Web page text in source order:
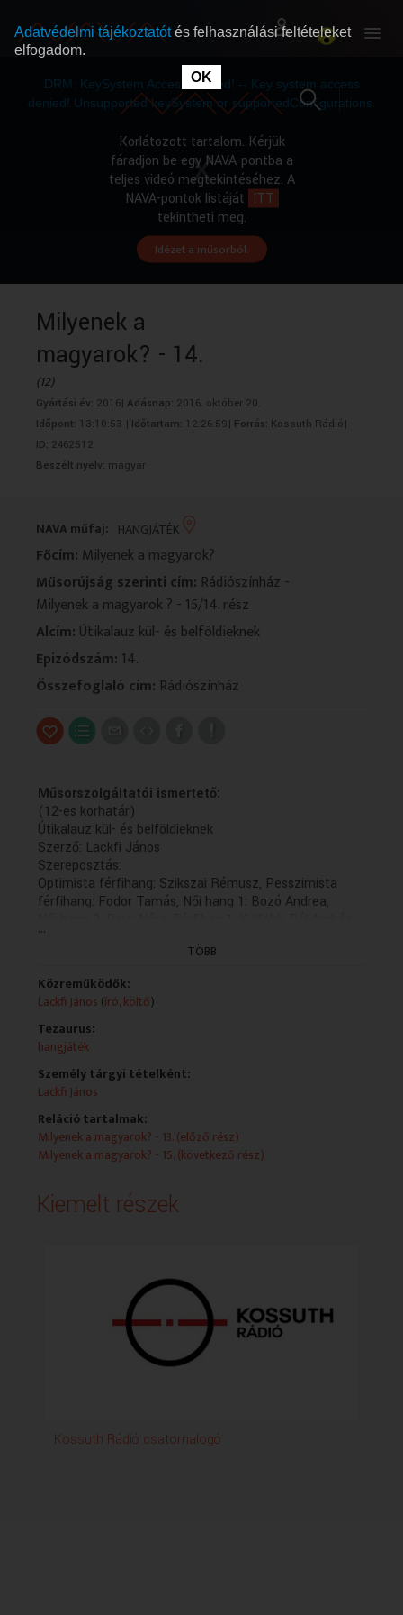
RÓLUNK
RÓLUNK
DRM: KeySystem Access Denied! -- Key system access
denied! Unsupported keySystem or supportedConfigurations.
Korlátozott tartalom. Kérjük
fáradjon be egy NAVA-pontba a
teljes videó megtekintéséhez. A
NAVA-pontok listáját ITT
tekintheti meg.
Idézet a műsorból.
Milyenek a
magyarok? - 14.
(12)
Gyártási év: 2016| Adásnap: 2016. október 20.
Időpont: 13:10:53 | Időtartam: 12:26:59| Forrás: Kossuth Rádió|
ID: 2462512
Beszélt nyelv: magyar
NAVA műfaj: HANGJÁTÉK
Főcím: Milyenek a magyarok?
Műsorújság szerinti cím: Rádiószínház -
Milyenek a magyarok ? - 15/14. rész
Alcím: Útikalauz kül- és belföldieknek
Epizódszám: 14.
Összefoglaló cím: Rádiószínház
Műsorszolgáltatói ismertető:
(12-es korhatár)
Útikalauz kül- és belföldieknek
Szerző: Lackfi János
Szereposztás:
Optimista férfihang: Szikszai Rémusz, Pesszimista
férfihang: Fodor Tamás, Női hang 1: Bozó Andrea,
Hangmérnök: Drobek Attila
Zenei szerkesztő: Hortobágyi László
Készült a Médiatanács támogatásával a Magyar Média
Mecenatúra program keretében.
(következő rész, holnap K. 13.11 )
(Kaneta Produkció 2016)
...
TÖBB
Közreműködők:
Lackfi János (író, költő)
Tezaurus:
hangjáték
Személy tárgyi tételként:
Lackfi János
Reláció tartalmak:
Milyenek a magyarok? - 13. (előző rész)
Milyenek a magyarok? - 15. (következő rész)
Kiemelt részek
Kossuth Rádió csatornalogó
Adatvédelmi tájékoztatótés felhasználási feltételeket
elfogadom.
OK